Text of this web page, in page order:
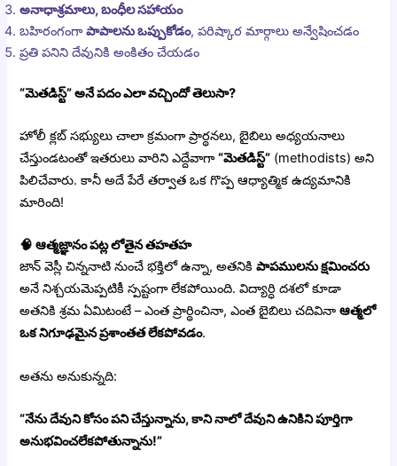
అనాధాశ్రమాలు, బంధీల సహాయం
బహిరంగంగాపాపాలను ఒప్పుకోడం, పరిష్కార మార్గాలు అన్వేషించడం
ప్రతి పనిని దేవునికి అంకితం చేయడం
“మెతడిస్ట్” అనే పదం ఎలా వచ్చిందో తెలుసా?
హోలీ క్లబ్ సభ్యులు చాలా క్రమంగా ప్రార్థనలు, బైబిలు అధ్యయనాలు
చేస్తుండటంతో ఇతరులు వారిని ఎద్దేవాగా“మెతడిస్ట్” (methodists) అని
పిలిచేవారు. కానీ అదే పేరే తర్వాత ఒక గొప్ప ఆధ్యాత్మిక ఉద్యమానికి
మారింది!
🧠ఆత్మజ్ఞానం పట్ల లోతైన తహతహ
జాన్ వెస్లీ చిన్ననాటి నుంచే భక్తిలో ఉన్నా, అతనికిపాపములను క్షమించరు
అనే నిశ్చయమెప్పటికీ స్పష్టంగా లేకపోయింది. విద్యార్ధి దశలో కూడా
అతనికి శ్రమ ఏమిటంటే – ఎంత ప్రార్థించినా, ఎంత బైబిలు చదివినాఆత్మలో
ఒక నిగూఢమైన ప్రశాంతత లేకపోవడం.
అతను అనుకున్నది:
“నేను దేవుని కోసం పని చేస్తున్నాను, కాని నాలో దేవుని ఉనికిని పూర్తిగా
అనుభవించలేకపోతున్నాను!”